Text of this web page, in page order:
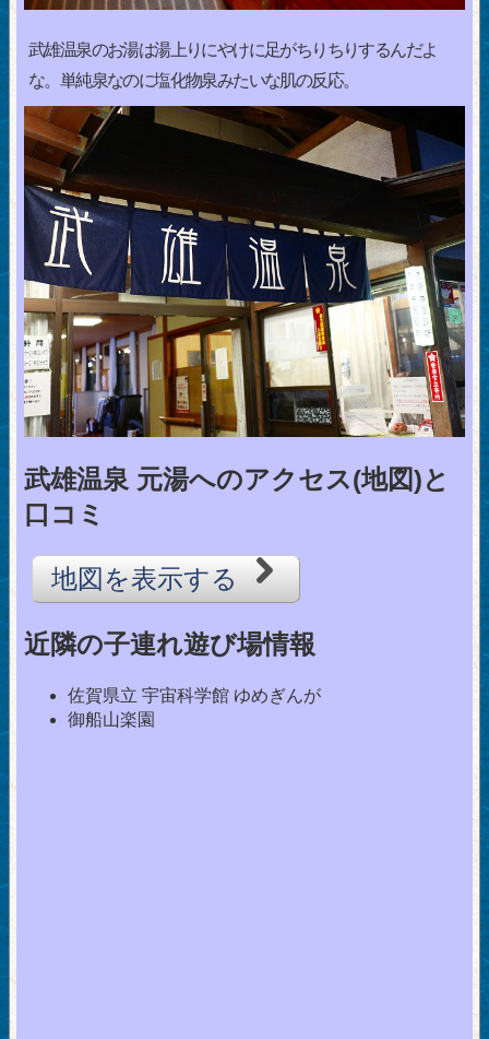
武雄温泉のお湯は湯上りにやけに足がちりちりするんだよ
な。単純泉なのに塩化物泉みたいな肌の反応。
武雄温泉 元湯へのアクセス(地図)と
口コミ
地図を表示する
近隣の子連れ遊び場情報
佐賀県立 宇宙科学館 ゆめぎんが
御船山楽園